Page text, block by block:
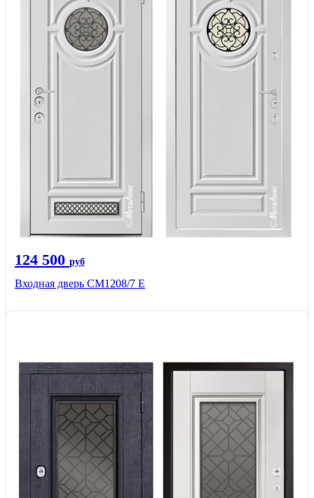
124 500 руб
Входная дверь СМ1208/7 E